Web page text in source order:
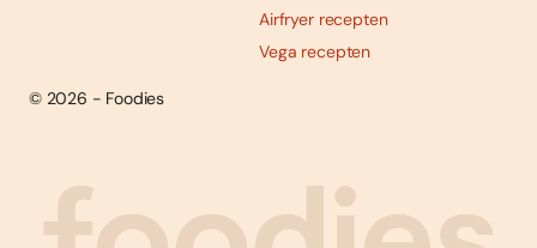
Abonneren
Airfryer recepten
Vega recepten
© 2026 - Foodies